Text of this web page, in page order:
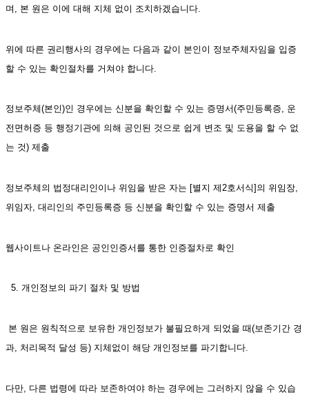
며, 본 원은 이에 대해 지체 없이 조치하겠습니다.
위에 따른 권리행사의 경우에는 다음과 같이 본인이 정보주체자임을 입증
할 수 있는 확인절차를 거쳐야 합니다.
정보주체(본인)인 경우에는 신분을 확인할 수 있는 증명서(주민등록증, 운
전면허증 등 행정기관에 의해 공인된 것으로 쉽게 변조 및 도용을 할 수 없
는 것) 제출
정보주체의 법정대리인이나 위임을 받은 자는 [별지 제2호서식]의 위임장,
위임자, 대리인의 주민등록증 등 신분을 확인할 수 있는 증명서 제출
웹사이트나 온라인은 공인인증서를 통한 인증절차로 확인
5. 개인정보의 파기 절차 및 방법
본 원은 원칙적으로 보유한 개인정보가 불필요하게 되었을 때(보존기간 경
과, 처리목적 달성 등) 지체없이 해당 개인정보를 파기합니다.
다만, 다른 법령에 따라 보존하여야 하는 경우에는 그러하지 않을 수 있습